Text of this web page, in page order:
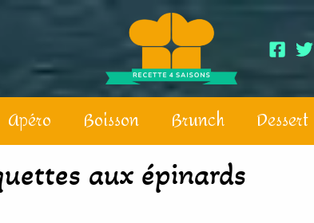
Apéro Boisson Brunch Dessert
aux épinards